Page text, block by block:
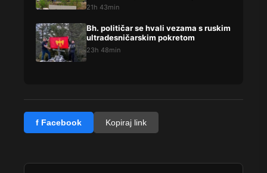
21h 43min
Bh. političar se hvali vezama s ruskim
ultradesničarskim pokretom
23h 48min
f Facebook Kopiraj link